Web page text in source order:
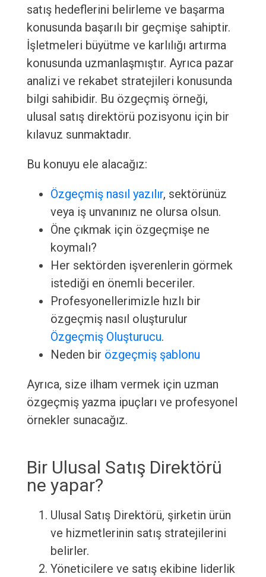
satış hedeflerini belirleme ve başarma
konusunda başarılı bir geçmişe sahiptir.
İşletmeleri büyütme ve karlılığı artırma
konusunda uzmanlaşmıştır. Ayrıca pazar
analizi ve rekabet stratejileri konusunda
bilgi sahibidir. Bu özgeçmiş örneği,
ulusal satış direktörü pozisyonu için bir
kılavuz sunmaktadır.
Bu konuyu ele alacağız:
Özgeçmiş nasıl yazılır, sektörünüz
veya iş unvanınız ne olursa olsun.
Öne çıkmak için özgeçmişe ne
koymalı?
Her sektörden işverenlerin görmek
istediği en önemli beceriler.
Profesyonellerimizle hızlı bir
özgeçmiş nasıl oluşturulur
Özgeçmiş Oluşturucu.
Neden bir özgeçmiş şablonu
Ayrıca, size ilham vermek için uzman
özgeçmiş yazma ipuçları ve profesyonel
örnekler sunacağız.
Bir Ulusal Satış Direktörü
ne yapar?
Ulusal Satış Direktörü, şirketin ürün
ve hizmetlerinin satış stratejilerini
belirler.
Yöneticilere ve satış ekibine liderlik